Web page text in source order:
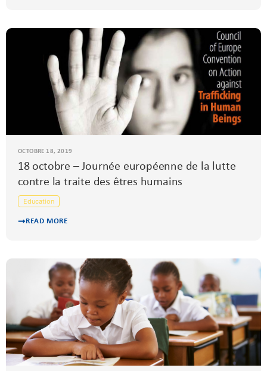
OCTOBRE 18, 2019
18 octobre – Journée européenne de la lutte
contre la traite des êtres humains
Education
READ MORE